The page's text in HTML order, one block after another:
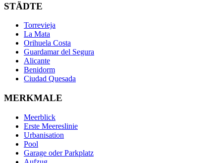
STÄDTE
Torrevieja
La Mata
Orihuela Costa
Guardamar del Segura
Alicante
Benidorm
Ciudad Quesada
MERKMALE
Meerblick
Erste Meereslinie
Urbanisation
Pool
Garage oder Parkplatz